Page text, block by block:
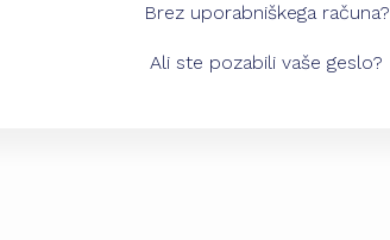
Brez uporabniškega računa?
Ali ste pozabili vaše geslo?